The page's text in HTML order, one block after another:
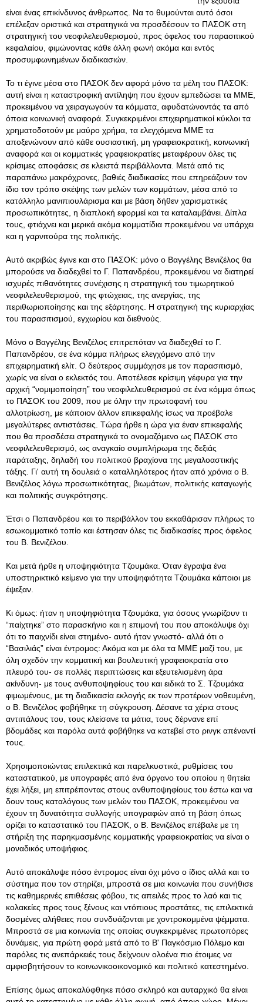
είναι ένας επικίνδυνος άνθρωπος. Να το θυμούνται αυτό όσοι
επέλεξαν οριστικά και στρατηγικά να προσδέσουν το ΠΑΣΟΚ στη
στρατηγική του νεοφιλελευθερισμού, προς όφελος του παρασιτικού
κεφαλαίου, φιμώνοντας κάθε άλλη φωνή ακόμα και εντός
προσυμφωνημένων διαδικασιών.
Το τι έγινε μέσα στο ΠΑΣΟΚ δεν αφορά μόνο τα μέλη του ΠΑΣΟΚ:
αυτή είναι η καταστροφική αντίληψη που έχουν εμπεδώσει τα ΜΜΕ,
προκειμένου να χειραγωγούν τα κόμματα, αφυδατώνοντάς τα από
όποια κοινωνική αναφορά. Συγκεκριμένοι επιχειρηματικοί κύκλοι τα
χρηματοδοτούν με μαύρο χρήμα, τα ελεγχόμενα ΜΜΕ τα
αποξενώνουν από κάθε ουσιαστική, μη γραφειοκρατική, κοινωνική
αναφορά και οι κομματικές γραφειοκρατίες μεταφέρουν όλες τις
κρίσιμες αποφάσεις σε κλειστά περιβάλλοντα. Μετά από τις
παραπάνω μακρόχρονες, βαθιές διαδικασίες που επηρεάζουν τον
ίδιο τον τρόπο σκέψης των μελών των κομμάτων, μέσα από το
κατάλληλο μανιπιουλάρισμα και με βάση δήθεν χαρισματικές
προσωπικότητες, η διαπλοκή εφορμεί και τα καταλαμβάνει. Δίπλα
τους, φτιάχνει και μερικά ακόμα κομματίδια προκειμένου να υπάρχει
και η γαρνιτούρα της πολιτικής.
Αυτό ακριβώς έγινε και στο ΠΑΣΟΚ: μόνο ο Βαγγέλης Βενιζέλος θα
μπορούσε να διαδεχθεί το Γ. Παπανδρέου, προκειμένου να διατηρεί
ισχυρές πιθανότητες συνέχισης η στρατηγική του τιμωρητικού
νεοφιλελευθερισμού, της φτώχειας, της ανεργίας, της
περιθωριοποίησης και της εξάρτησης. Η στρατηγική της κυριαρχίας
του παρασιτισμού, εγχωρίου και διεθνούς.
Μόνο ο Βαγγέλης Βενιζέλος επιτρεπόταν να διαδεχθεί το Γ.
Παπανδρέου, σε ένα κόμμα πλήρως ελεγχόμενο από την
επιχειρηματική ελίτ. Ο δεύτερος συμμάχησε με τον παρασιτισμό,
χωρίς να είναι ο εκλεκτός του. Αποτέλεσε κρίσιμη γέφυρα για την
αρχική “νομιμοποίηση” του νεοφιλελευθερισμού σε ένα κόμμα όπως
το ΠΑΣΟΚ του 2009, που με όλην την πρωτοφανή του
αλλοτρίωση, με κάποιον άλλον επικεφαλής ίσως να προέβαλε
μεγαλύτερες αντιστάσεις. Τώρα ήρθε η ώρα για έναν επικεφαλής
που θα προσδέσει στρατηγικά το ονομαζόμενο ως ΠΑΣΟΚ στο
νεοφιλελευθερισμό, ως αναγκαίο συμπλήρωμα της δεξιάς
παράταξης, δηλαδή του πολιτικού βραχίονα της μεγαλοαστικής
τάξης. Γι' αυτή τη δουλειά ο καταλληλότερος ήταν από χρόνια ο Β.
Βενιζέλος λόγω προσωπικότητας, βιωμάτων, πολιτικής καταγωγής
και πολιτικής συγκρότησης.
Έτσι ο Παπανδρέου και το περιβάλλον του εκκαθάρισαν πλήρως το
εσωκομματικό τοπίο και έστησαν όλες τις διαδικασίες προς όφελος
του Β. Βενιζέλου.
Και μετά ήρθε η υποψηφιότητα Τζουμάκα. Όταν έγραψα ένα
υποστηρικτικό κείμενο για την υποψηφιότητα Τζουμάκα κάποιοι με
έψεξαν.
Κι όμως: ήταν η υποψηφιότητα Τζουμάκα, για όσους γνωρίζουν τι
“παίχτηκε” στο παρασκήνιο και η επιμονή του που αποκάλυψε όχι
ότι το παιχνίδι είναι στημένο- αυτό ήταν γνωστό- αλλά ότι ο
“Βασιλιάς” είναι έντρομος: Ακόμα και με όλα τα ΜΜΕ μαζί του, με
όλη σχεδόν την κομματική και βουλευτική γραφειοκρατία στο
πλευρό του- σε πολλές περιπτώσεις και εξευτελισμένη άρα
ακίνδυνη- με τους ανθυποψηφίους του και ειδικά το Σ. Τζουμάκα
φιμωμένους, με τη διαδικασία εκλογής εκ των προτέρων νοθευμένη,
ο Β. Βενιζέλος φοβήθηκε τη σύγκρουση. Δέσανε τα χέρια στους
αντιπάλους του, τους κλείσανε τα μάτια, τους δέρνανε επί
βδομάδες και παρόλα αυτά φοβήθηκε να κατεβεί στο ρινγκ απέναντί
τους.
Χρησιμοποιώντας επιλεκτικά και παρελκυστικά, ρυθμίσεις του
καταστατικού, με υπογραφές από ένα όργανο του οποίου η θητεία
έχει λήξει, μη επιτρέποντας στους ανθυποψηφίους του έστω και να
δουν τους καταλόγους των μελών του ΠΑΣΟΚ, προκειμένου να
έχουν τη δυνατότητα συλλογής υπογραφών από τη βάση όπως
ορίζει το καταστατικό του ΠΑΣΟΚ, ο Β. Βενιζέλος επέβαλε με τη
στήριξη της παρηκμασμένης κομματικής γραφειοκρατίας να είναι ο
μοναδικός υποψήφιος.
Αυτό αποκάλυψε πόσο έντρομος είναι όχι μόνο ο ίδιος αλλά και το
σύστημα που τον στηρίζει, μπροστά σε μια κοινωνία που συνήθισε
τις καθημερινές επιθέσεις φόβου, τις απειλές προς το λαό και τις
κολακείες προς τους ξένους και ντόπιους προστάτες, τις επιλεκτικά
δοσμένες αλήθειες που συνδυάζονται με χοντροκομμένα ψέμματα.
Μπροστά σε μια κοινωνία της οποίας συγκεκριμένες πρωτοπόρες
δυνάμεις, για πρώτη φορά μετά από το Β' Παγκόσμιο Πόλεμο και
παρόλες τις ανεπάρκειές τους δείχνουν ολοένα πιο έτοιμες να
αμφισβητήσουν το κοινωνικοοικονομικό και πολιτικό κατεστημένο.
Επίσης όμως αποκαλύφθηκε πόσο σκληρό και αυταρχικό θα είναι